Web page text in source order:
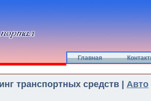
Главная
транспортных средств | Авто